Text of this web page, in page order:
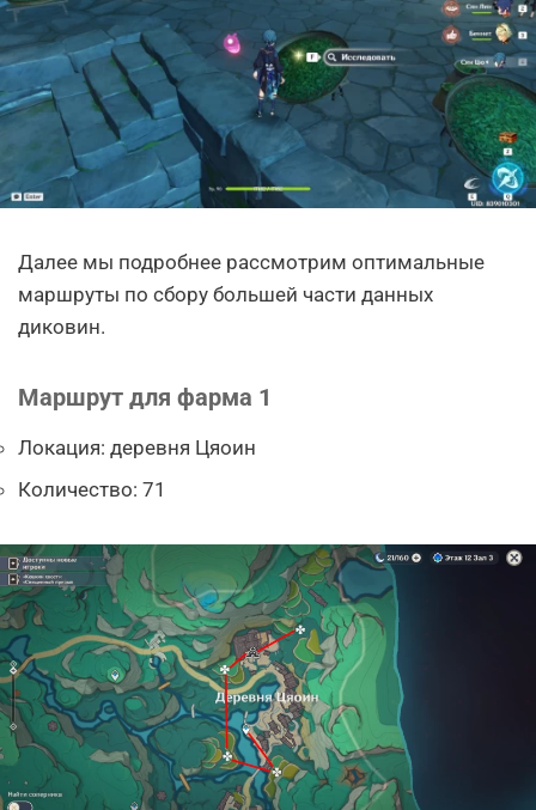
Далее мы подробнее рассмотрим оптимальные
маршруты по сбору большей части данных
диковин.
Маршрут для фарма 1
Локация: деревня Цяоин
Количество: 71